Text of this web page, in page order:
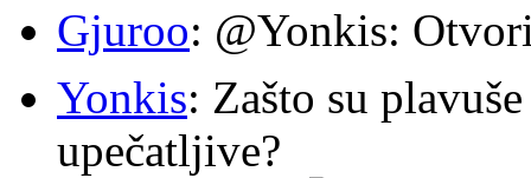
Gjuroo: @Yonkis:
Yonkis: Zašto su
upečatljive?